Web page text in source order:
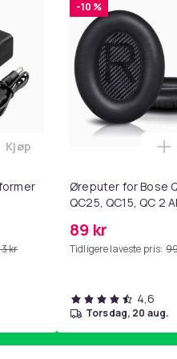
motstandsbånd - mage-
kr
Legg SCART til HDMI-
Kjøp
-10 %
Øreputer for Bose
QC25, QC15, QC 2
SoundLink Black
89 kr
Tidligere laveste pris:
4,6
torsdag, 20 aug.